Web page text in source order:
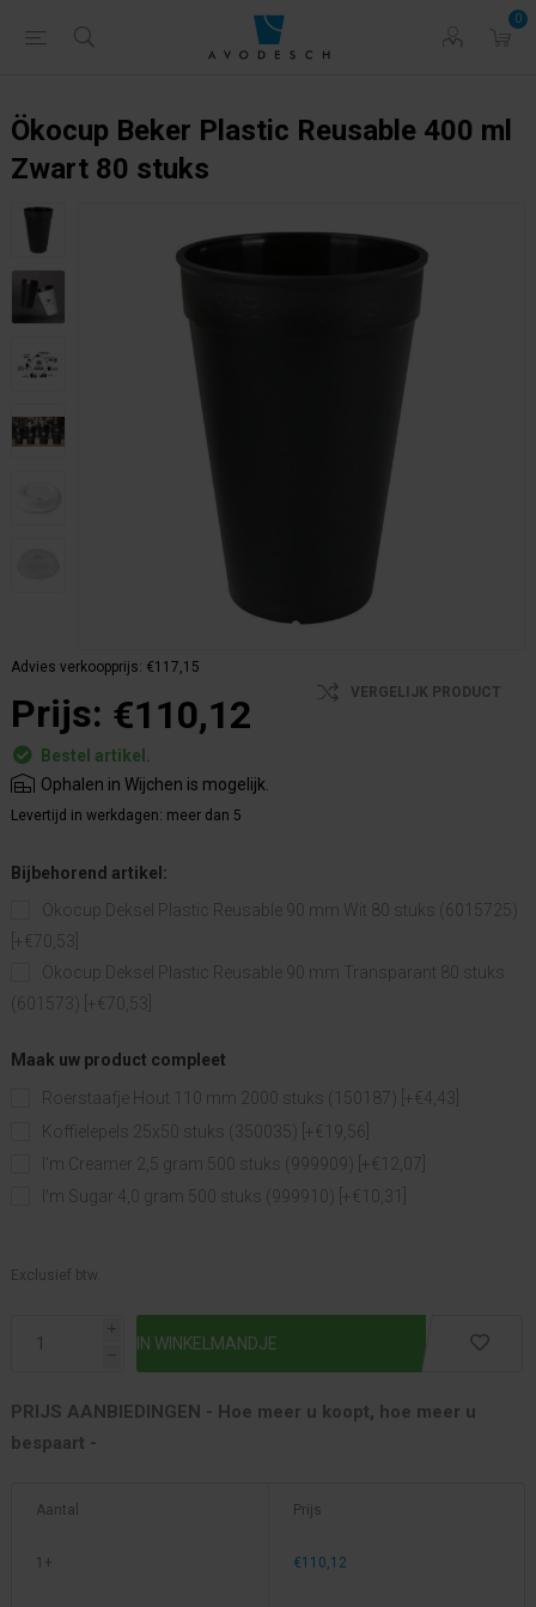
0
Ökocup Beker Plastic Reusable 400 ml
Zwart 80 stuks
Advies verkoopprijs: €117,15
Prijs: €110,12 VERGELIJK PRODUCT
Bestel artikel.
Ophalen in Wijchen is mogelijk.
Levertijd in werkdagen: meer dan 5
Bijbehorend artikel:
Ökocup Deksel Plastic Reusable 90 mm Wit 80 stuks (6015725)
[+€70,53]
Ökocup Deksel Plastic Reusable 90 mm Transparant 80 stuks
(601573) [+€70,53]
Maak uw product compleet
Roerstaafje Hout 110 mm 2000 stuks (150187) [+€4,43]
Koffielepels 25x50 stuks (350035) [+€19,56]
I'm Creamer 2,5 gram 500 stuks (999909) [+€12,07]
I'm Sugar 4,0 gram 500 stuks (999910) [+€10,31]
Exclusief btw.
i
h
PRIJS AANBIEDINGEN - Hoe meer u koopt, hoe meer u
bespaart -
Aantal
1+
Prijs
€110,12